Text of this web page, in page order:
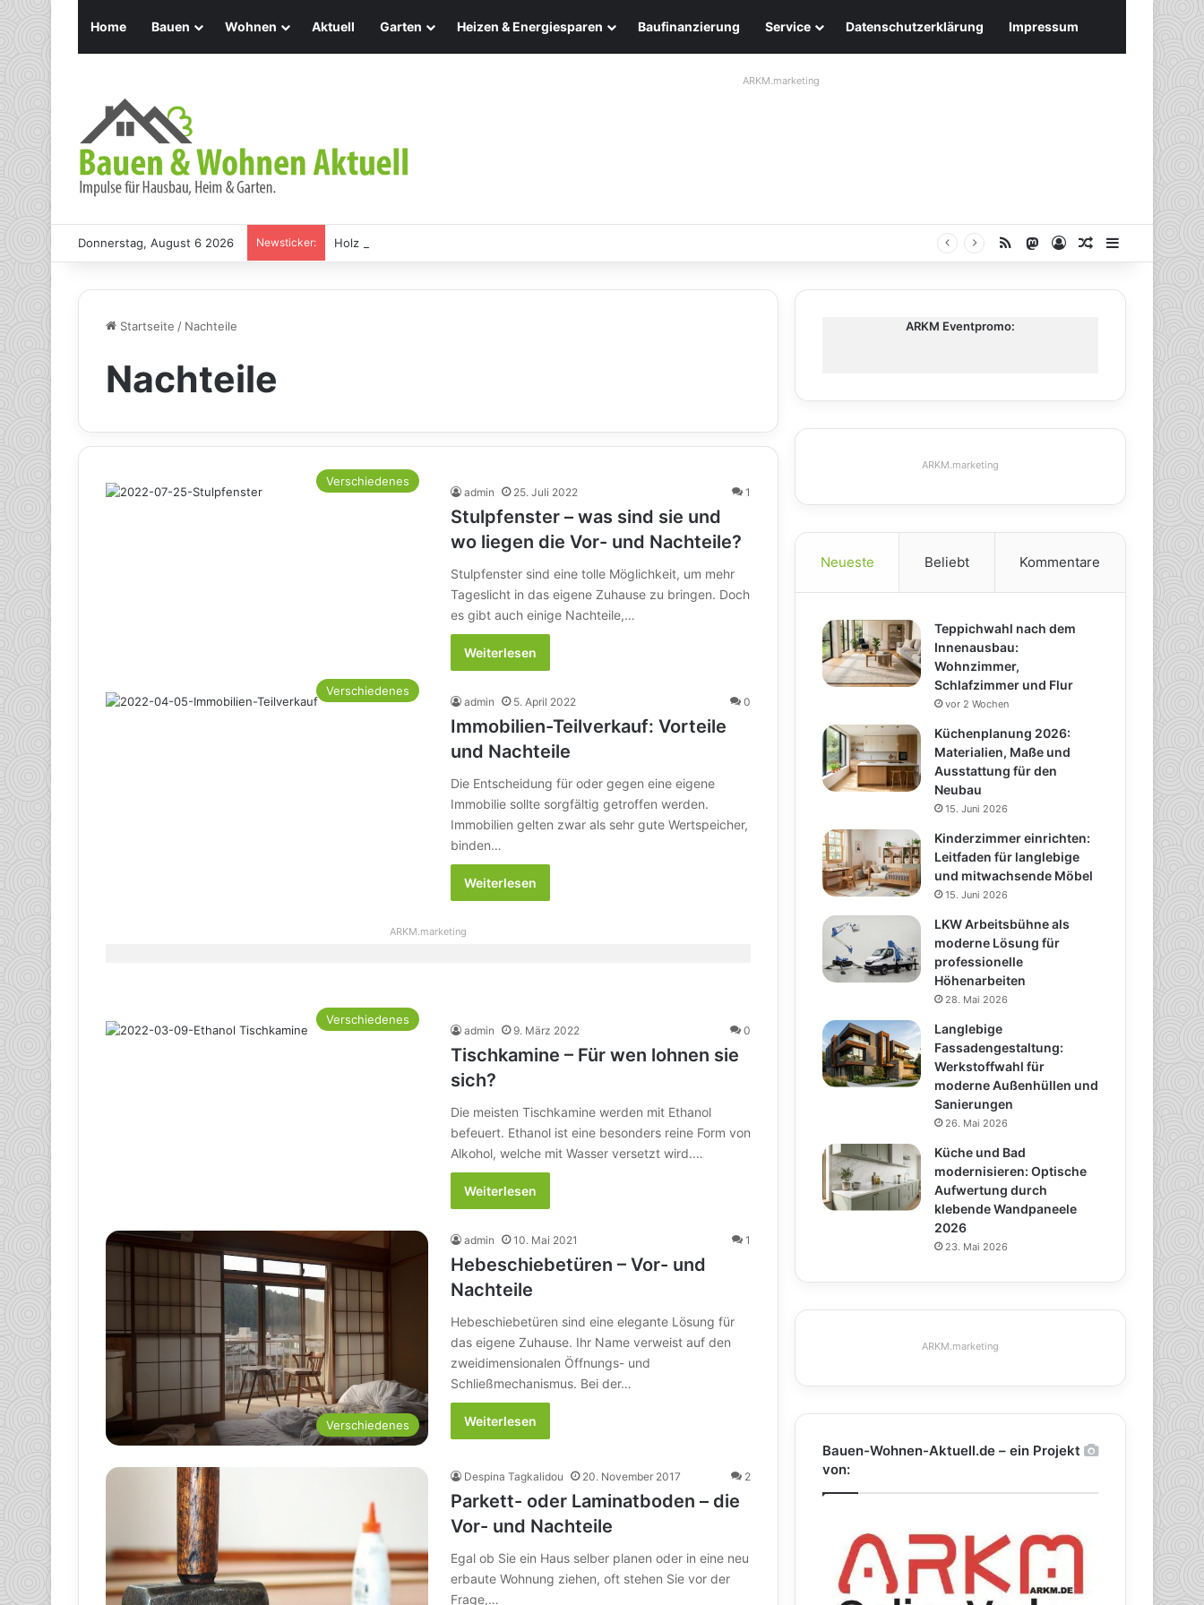
Home Bauen Wohnen Aktuell Garten Heizen & Energiesparen Baufinanzierung Service Datenschutzerklärung Impressum
ARKM.marketing
Donnerstag, August 6 2026 Newsticker: Holz Pendelleuchten: Eleganz und Nachhaltigkeit für Ihr Zuhause RSS Mastodon
AnmeldenZufälliger
Startseite / Nachteile
Nachteile
Verschiedenes
admin 25. Juli 2022 1
Stulpfenster – was sind sie und
wo liegen die Vor- und Nachteile?
Stulpfenster sind eine tolle Möglichkeit, um mehr
Tageslicht in das eigene Zuhause zu bringen. Doch
es gibt auch einige Nachteile,…
Weiterlesen
Verschiedenes
admin 5. April 2022 0
Immobilien-Teilverkauf: Vorteile
und Nachteile
Die Entscheidung für oder gegen eine eigene
Immobilie sollte sorgfältig getroffen werden.
Immobilien gelten zwar als sehr gute Wertspeicher,
binden…
Weiterlesen
ARKM.marketing
Verschiedenes
admin 9. März 2022 0
Tischkamine – Für wen lohnen sie
sich?
Die meisten Tischkamine werden mit Ethanol
befeuert. Ethanol ist eine besonders reine Form von
Alkohol, welche mit Wasser versetzt wird.…
Weiterlesen
Verschiedenes
admin 10. Mai 2021 1
Hebeschiebetüren – Vor- und
Nachteile
Hebeschiebetüren sind eine elegante Lösung für
das eigene Zuhause. Ihr Name verweist auf den
zweidimensionalen Öffnungs- und
Schließmechanismus. Bei der…
Weiterlesen
Despina Tagkalidou 20. November 2017 2
Parkett- oder Laminatboden – die
Vor- und Nachteile
Egal ob Sie ein Haus selber planen oder in eine neu
erbaute Wohnung ziehen, oft stehen Sie vor der
Frage,…
ARKM Eventpromo:
ARKM.marketing
Neueste Beliebt Kommentare
Teppichwahl nach dem
Innenausbau:
Wohnzimmer,
Schlafzimmer und Flur
vor 2 Wochen
Küchenplanung 2026:
Materialien, Maße und
Ausstattung für den
Neubau
15. Juni 2026
Kinderzimmer einrichten:
Leitfaden für langlebige
und mitwachsende Möbel
15. Juni 2026
LKW Arbeitsbühne als
moderne Lösung für
professionelle
Höhenarbeiten
28. Mai 2026
Langlebige
Fassadengestaltung:
Werkstoffwahl für
moderne Außenhüllen und
Sanierungen
26. Mai 2026
Küche und Bad
modernisieren: Optische
Aufwertung durch
klebende Wandpaneele
2026
23. Mai 2026
ARKM.marketing
Bauen-Wohnen-Aktuell.de – ein Projekt
von: